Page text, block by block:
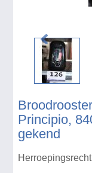
Principio,
gekend